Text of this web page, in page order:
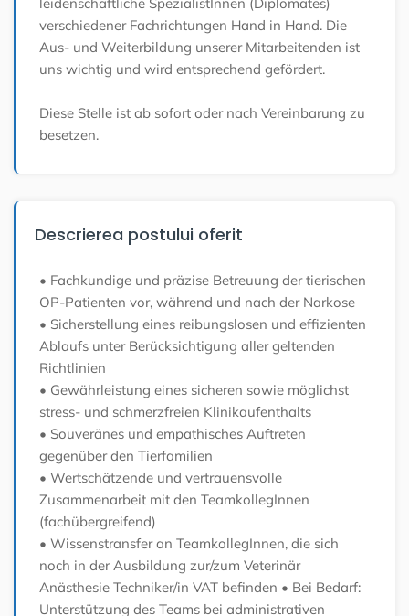
verschiedener Fachrichtungen Hand in Hand. Die
Aus- und Weiterbildung unserer Mitarbeitenden ist
uns wichtig und wird entsprechend gefördert.
Diese Stelle ist ab sofort oder nach Vereinbarung zu
besetzen.
Descrierea postului oferit
• Fachkundige und präzise Betreuung der tierischen
OP-Patienten vor, während und nach der Narkose
• Sicherstellung eines reibungslosen und effizienten
Ablaufs unter Berücksichtigung aller geltenden
Richtlinien
• Gewährleistung eines sicheren sowie möglichst
stress- und schmerzfreien Klinikaufenthalts
• Souveränes und empathisches Auftreten
gegenüber den Tierfamilien
• Wertschätzende und vertrauensvolle
Zusammenarbeit mit den TeamkollegInnen
(fachübergreifend)
• Wissenstransfer an TeamkollegInnen, die sich
noch in der Ausbildung zur/zum Veterinär
Anästhesie Techniker/in VAT befinden • Bei Bedarf:
Unterstützung des Teams bei administrativen